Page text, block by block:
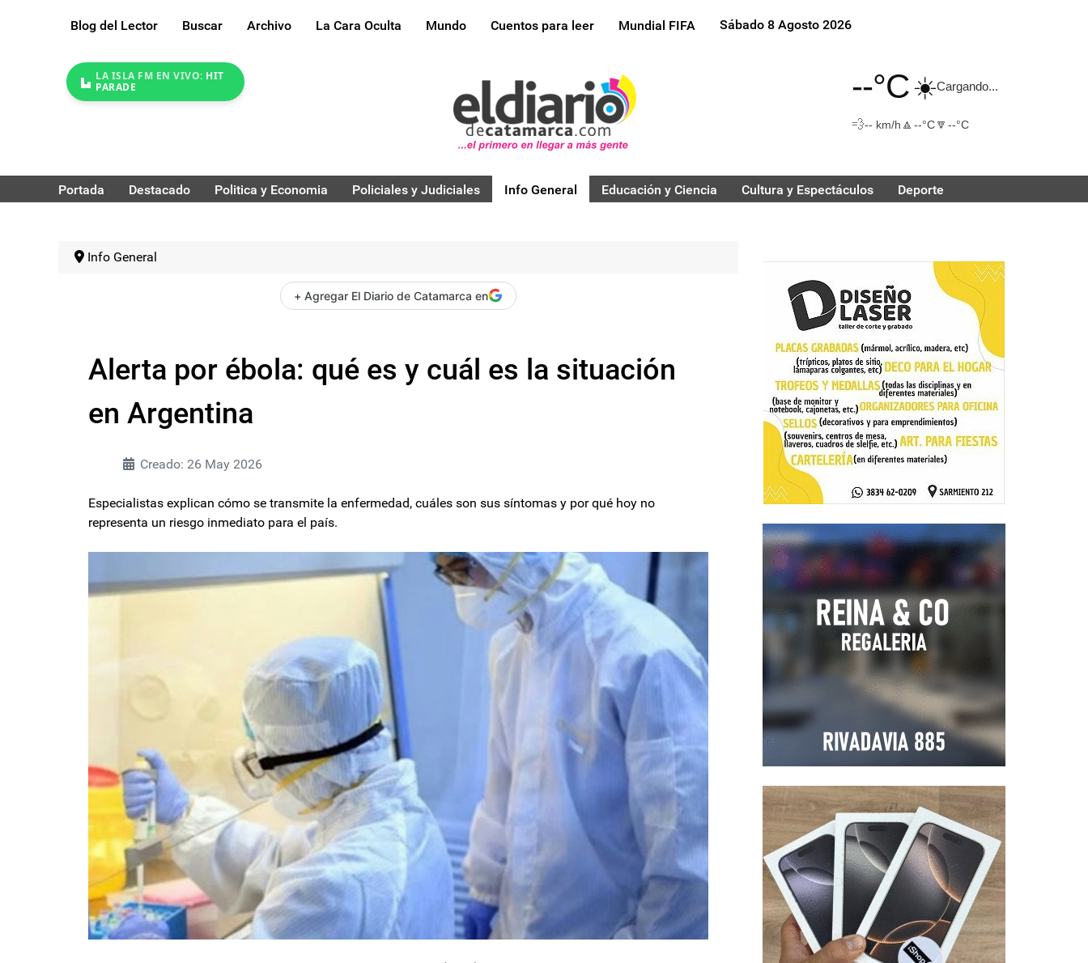
Blog del Lector Buscar Archivo La Cara Oculta Mundo Cuentos para leer Mundial FIFA Sábado 8 Agosto 2026
LA ISLA FM EN VIVO: HIT
PARADE
--°C☀️Cargando...
💨-- km/h 🔼 --°C🔽 --°C
Portada Destacado Politica y Economia Policiales y Judiciales Info General Educación y Ciencia Cultura y Espectáculos Deporte
Info General
+ Agregar El Diario de Catamarca en
Alerta por ébola: qué es y cuál es la situación
en Argentina
Creado: 26 May 2026
Especialistas explican cómo se transmite la enfermedad, cuáles son sus síntomas y por qué hoy no
representa un riesgo inmediato para el país.